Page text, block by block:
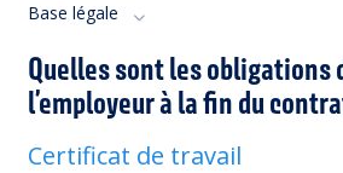
Base légale
Quelles sont les obligations
l’employeur à la fin du
Certificat de travail